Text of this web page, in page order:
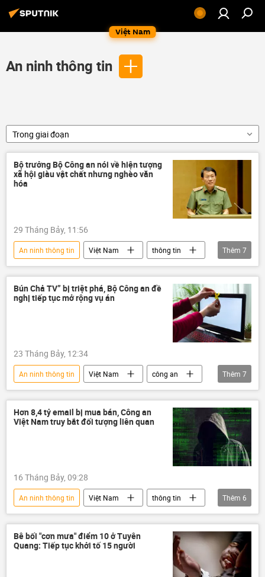
Việt Nam
An ninh thông tin
Trong giai đoạn
Bộ trưởng Bộ Công an nói về hiện tượng
xã hội giàu vật chất nhưng nghèo văn
hóa
29 Tháng Bảy, 11:56
An ninh thông tin Việt Nam
thông tin
Bộ Công an Việt Nam
an ninh
Xã hội
an ninh mạng
Bộ Chính Trị VN
Đảng Cộng sản Việt Nam
Thêm 7
Bún Chả TV” bị triệt phá, Bộ Công an đề
nghị tiếp tục mở rộng vụ án
23 Tháng Bảy, 12:34
An ninh thông tin Việt Nam
công an
công an TP.HCM
công an Hà Nội
Pháp luật
phim lậu
an ninh
an ninh mạng
bản quyền
Thêm 7
Hơn 8,4 tỷ email bị mua bán, Công an
Việt Nam truy bắt đối tượng liên quan
16 Tháng Bảy, 09:28
An ninh thông tin Việt Nam
thông tin
công an
Bộ Công an Việt Nam
tội phạm
an ninh
an ninh mạng
mạng xã hội
Thêm 6
Bê bối "cơn mưa" điểm 10 ở Tuyên
Quang: Tiếp tục khởi tố 15 người